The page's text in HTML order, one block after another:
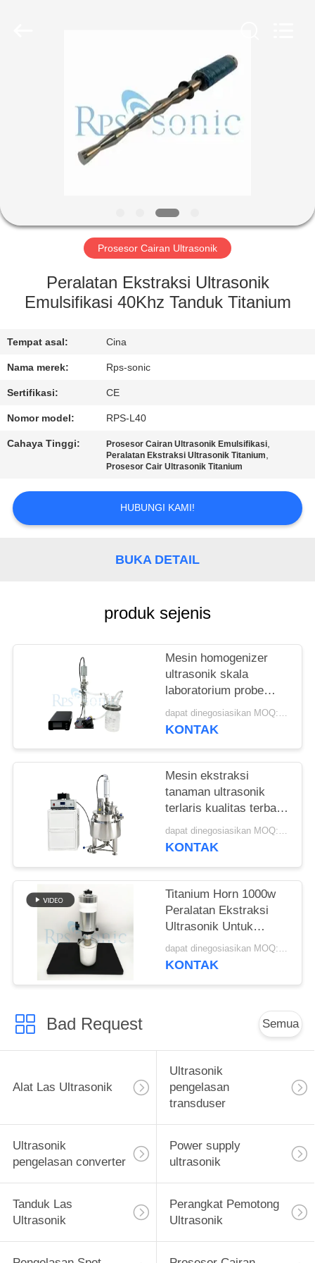
PRODUK
TENTANG
TUR
KONTROL
HUBUNGI
KAMI
SITEMAP
Prosesor Cairan Ultrasonik
Peralatan Ekstraksi Ultrasonik
Emulsifikasi 40Khz Tanduk Titanium
Tempat asal: Cina
Nama merek: Rps-sonic
Sertifikasi: CE
Nomor model: RPS-L40
Cahaya Tinggi: Prosesor Cairan Ultrasonik Emulsifikasi,
Peralatan Ekstraksi Ultrasonik Titanium,
Prosesor Cair Ultrasonik Titanium
HUBUNGI KAMI!
BUKA DETAIL
produk sejenis
Mesin homogenizer
ultrasonik skala
laboratorium probe
sonikasi ultrasonik
dapat dinegosiasikan MOQ:1 Set
KONTAK
Mesin ekstraksi
tanaman ultrasonik
terlaris kualitas terbaik
dengan tangki
pencampur pengaduk
dapat dinegosiasikan MOQ:1 Set
KONTAK
Titanium Horn 1000w
Peralatan Ekstraksi
Ultrasonik Untuk
Pengobatan Cina
dapat dinegosiasikan MOQ:1 buah
KONTAK
Bad Request Semua
Alat Las Ultrasonik
Ultrasonik
pengelasan
transduser
Ultrasonik
pengelasan converter
Power supply
ultrasonik
Tanduk Las
Ultrasonik
Perangkat Pemotong
Ultrasonik